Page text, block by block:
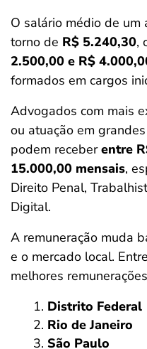
O salário médio de
torno de R$ 5.240,30,
2.500,00 e R$
formados em cargos
Advogados com mais
ou atuação em
podem receberentre
15.000,00 mensais,
Direito Penal,
Digital.
A remuneração muda
e o mercado local.
melhores
Distrito Federal
Rio de Janeiro
São Paulo